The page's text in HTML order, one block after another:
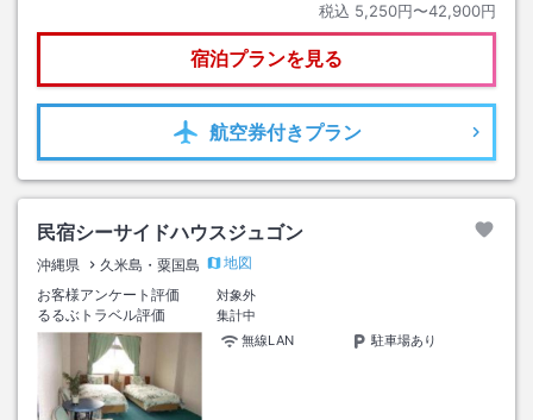
税込 5,250円〜42,900円
宿泊プランを見る
航空券付きプラン
民宿シーサイドハウスジュゴン
沖縄県 久米島・粟国島
地図
お客様アンケート評価
対象外
るるぶトラベル評価
集計中
無線LAN
駐車場あり